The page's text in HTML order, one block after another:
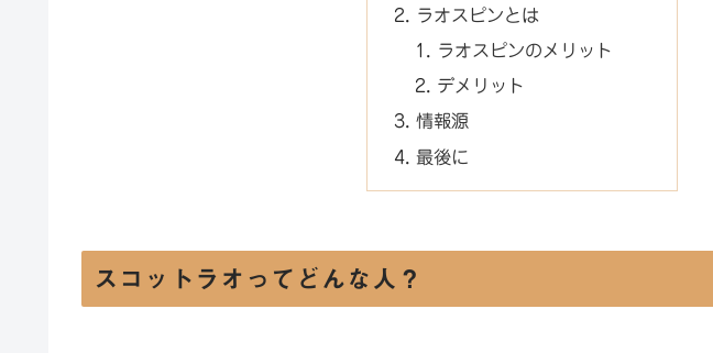
ラオスピンとは
ラオスピンのメリット
デメリット
情報源
最後に
スコットラオってどんな人？